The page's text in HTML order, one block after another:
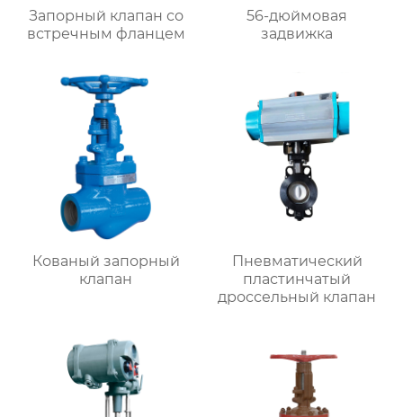
Запорный клапан со
встречным фланцем
56-дюймовая
задвижка
Кованый запорный
клапан
Пневматический
пластинчатый
дроссельный клапан